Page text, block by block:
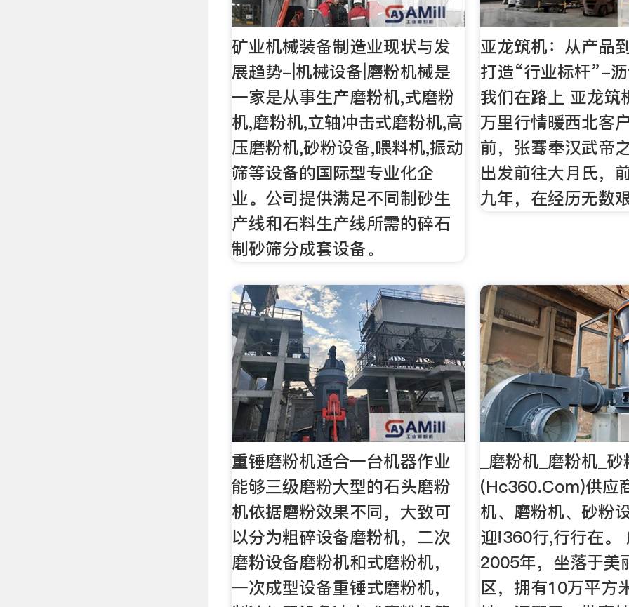
矿业机械装备制造业现状与发
展趋势-|机械设备|磨粉机械是
一家是从事生产磨粉机,式磨粉
机,磨粉机,立轴冲击式磨粉机,高
压磨粉机,砂粉设备,喂料机,振动
筛等设备的国际型专业化企
业。公司提供满足不同制砂生
产线和石料生产线所需的碎石
制砂筛分成套设备。
亚龙筑机：从产品
打造“行业标杆”-
我们在路上 亚龙筑
万里行情暖西北客
前，张骞奉汉武帝
出发前往大月氏，
九年，在经历无数
重锤磨粉机适合一台机器作业
能够三级磨粉大型的石头磨粉
机依据磨粉效果不同，大致可
以分为粗碎设备磨粉机，二次
磨粉设备磨粉机和式磨粉机，
一次成型设备重锤式磨粉机，
_磨粉机_磨粉机_
(Hc360.Com)供应
机、磨粉机、砂粉
迎!360行,行行在。
2005年，坐落于美
区，拥有10万平方